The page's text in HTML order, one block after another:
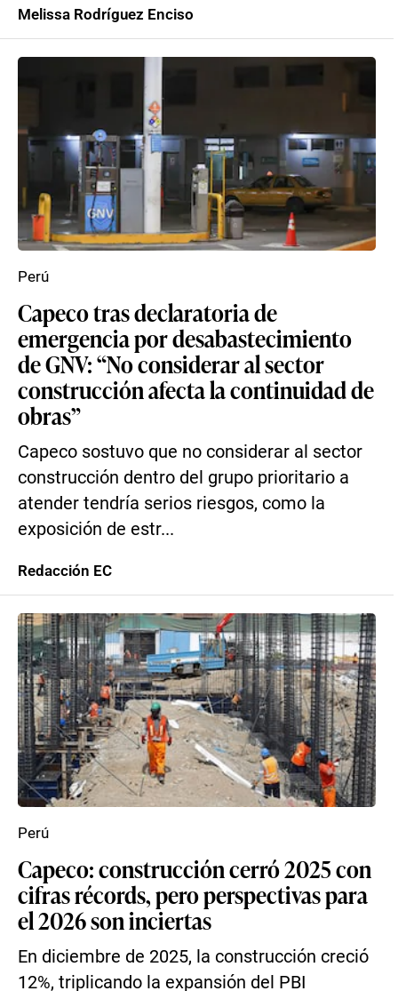
Melissa Rodríguez Enciso
Capeco tras declaratoria de
emergencia por desabastecimiento
de GNV: “No considerar al sector
construcción afecta la continuidad de
obras”
Capeco sostuvo que no considerar al sector
construcción dentro del grupo prioritario a
atender tendría serios riesgos, como la
exposición de estr...
Perú
Redacción EC
Capeco: construcción cerró 2025 con
cifras récords, pero perspectivas para
el 2026 son inciertas
En diciembre de 2025, la construcción creció
12%, triplicando la expansión del PBI
Perú